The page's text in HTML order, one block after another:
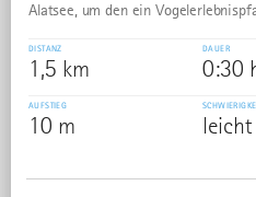
Alatsee, um den ein
DISTANZ
1,5 km
DAUER
0:30
AUFSTIEG
10 m leicht